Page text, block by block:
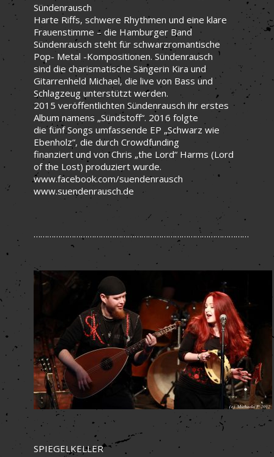
Sündenrausch
Harte Riffs, schwere Rhythmen und eine klare
Frauenstimme – die Hamburger Band
Sündenrausch steht für schwarzromantische
Pop- Metal -Kompositionen. Sündenrausch
sind die charismatische Sängerin Kira und
Gitarrenheld Michael, die live von Bass und
Schlagzeug unterstützt werden.
2015 veröffentlichten Sündenrausch ihr erstes
Album namens „Sündstoff“. 2016 folgte
die fünf Songs umfassende EP „Schwarz wie
Ebenholz“, die durch Crowdfunding
finanziert und von Chris „the Lord“ Harms (Lord
of the Lost) produziert wurde.
www.facebook.com/suendenrausch
www.suendenrausch.de
……………………………………………………………………………………
SPIEGELKELLER